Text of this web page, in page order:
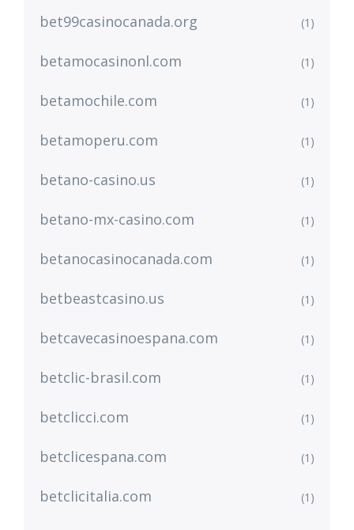
bet99casinocanada.org (1)
betamocasinonl.com (1)
betamochile.com (1)
betamoperu.com (1)
betano-casino.us (1)
betano-mx-casino.com (1)
betanocasinocanada.com (1)
betbeastcasino.us (1)
betcavecasinoespana.com (1)
betclic-brasil.com (1)
betclicci.com (1)
betclicespana.com (1)
betclicitalia.com (1)